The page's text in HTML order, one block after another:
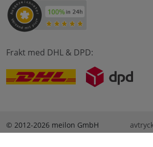
Frakt med DHL & DPD:
© 2012-2026 meilon GmbH